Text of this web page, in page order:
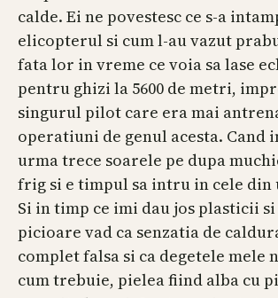
calde. Ei ne povestesc ce s-a
elicopterul si cum l-au vazut
fata lor in vreme ce voia sa lase
pentru ghizi la 5600 de metri,
singurul pilot care era mai
operatiuni de genul acesta. Cand
urma trece soarele pe dupa
frig si e timpul sa intru in cele din
Si in timp ce imi dau jos plasticii
picioare vad ca senzatia de
complet falsa si ca degetele mele
cum trebuie, pielea fiind alba cu